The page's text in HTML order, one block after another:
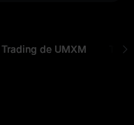
Trading de UMXM